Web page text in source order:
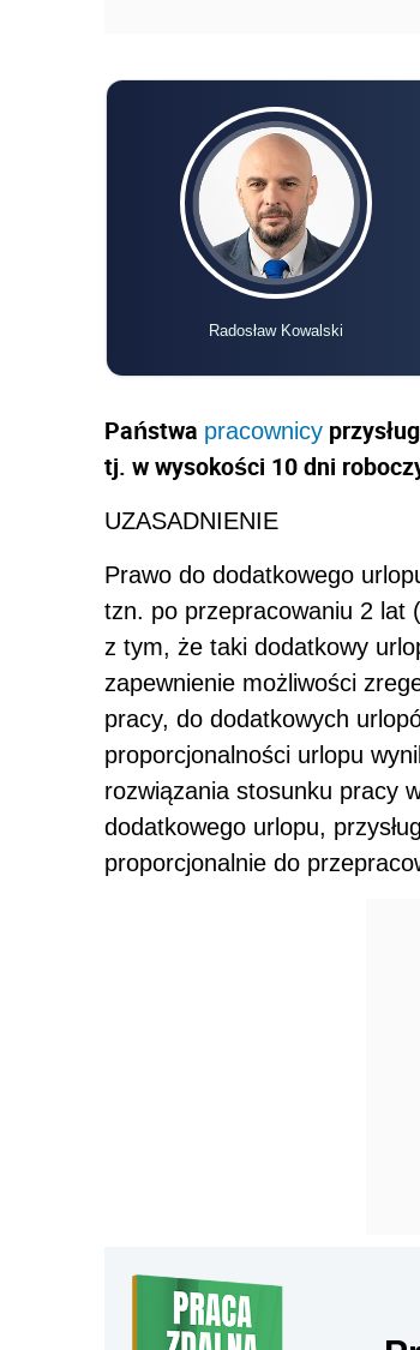
Radosław Kowalski
Państwa pracownicy
tj. w wysokości 10 dni
UZASADNIENIE
Prawo do dodatkowego
tzn. po przepracowaniu 2 lat
z tym, że taki dodatkowy
zapewnienie możliwości
pracy, do dodatkowych
proporcjonalności urlopu
rozwiązania stosunku pracy
dodatkowego urlopu,
proporcjonalnie do